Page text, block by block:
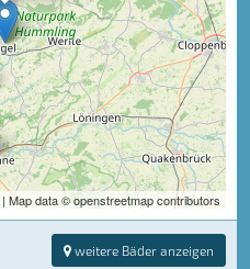
| Map data © openstreetmap contributors
weitere Bäder anzeigen